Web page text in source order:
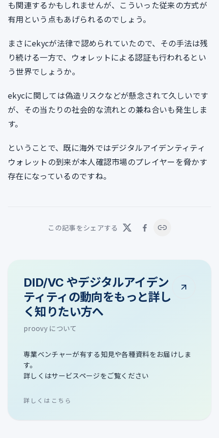
も関連するかもしれませんが、こういった従来の方式が
有用という点もあげられるのでしょう。
まさにekycが法律で認められていたので、その手法は残
り続ける一方で、ウォレットによる認証も行われるとい
う世界でしょうか。
ekycに関しては偽造リスクなどが懸念されて久しいです
が、その当たりの社会的な流れとの兼ね合いも発生しま
す。
ということで、既に海外ではデジタルアイデンティティ
ウォレットの到来が本人確認市場のプレイヤーを脅かす
存在になっているのですね。
この記事をシェアする
DID/VC やデジタルアイデン
ティティの動向をもっと詳し
く知りたい方へ
proovy について
専業ベンチャーが有する知見や各種資料をお届けしま
す。
詳しくはサービスページをご覧ください
詳しくはこちら